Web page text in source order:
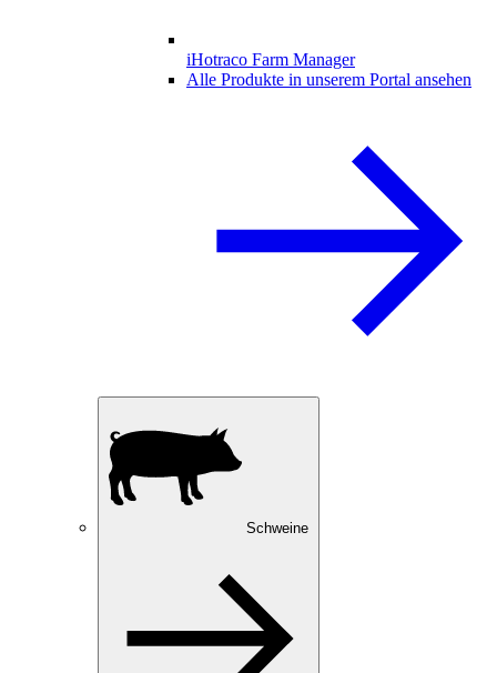
iHotraco Farm Manager
Alle Produkte in unserem Portal ansehen
Schweine